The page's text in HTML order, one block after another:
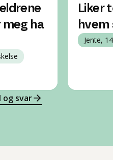
meg ha
Liker
hvem
Jente, 14
og svar